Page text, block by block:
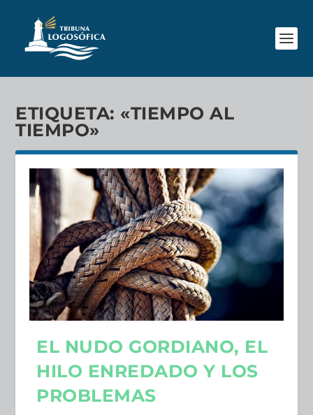
ETIQUETA: «TIEMPO AL
TIEMPO»
EL NUDO GORDIANO, EL
HILO ENREDADO Y LOS
PROBLEMAS